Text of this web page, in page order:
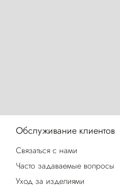
Обслуживание клиентов
Связаться с нами
Часто задаваемые вопросы
Уход за изделиями